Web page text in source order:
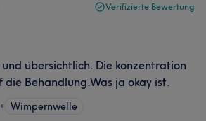
Verifizierte Bewertung
übersichtlich. Die konzentration
die Behandlung.Was ja okay ist.
• Wimpernwelle